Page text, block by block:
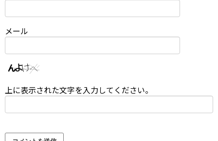
メール
上に表示された文字を入力してください。